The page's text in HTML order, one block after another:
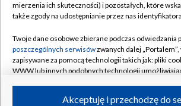
Naziemna Telewizja Cyfrowa
Rada Programowa
System NOS
Informacje o nadawcy
Pomoc
Kontakt
Kanały
mierzenia ich skuteczności) i pozostałych, które
także zgody na udostępnianie przez nas
Twoje dane osobowe zbierane podczas odwiedzania
poszczególnych serwisówzwanych dalej
zapisywane za pomocą technologii takich jak: pliki
WWW lub innych podobnych technologii
ruchu w Internecie.Akceptuję i przechodzę do